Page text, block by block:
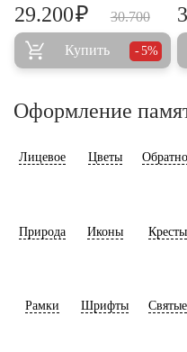
30.700
29.200₽
Купить 5%
Оформление
Лицевое Цветы
Природа Иконы Кресты
Рамки Шрифты Святые